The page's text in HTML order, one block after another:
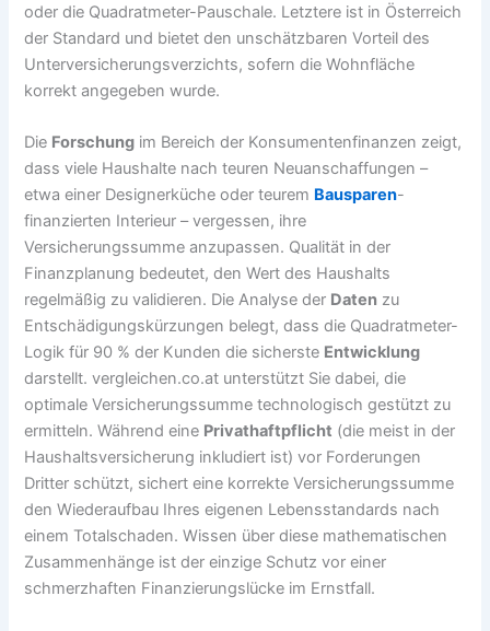
oder die Quadratmeter-Pauschale. Letztere ist in Österreich
der Standard und bietet den unschätzbaren Vorteil des
Unterversicherungsverzichts, sofern die Wohnfläche
korrekt angegeben wurde.
Die Forschung im Bereich der Konsumentenfinanzen zeigt,
dass viele Haushalte nach teuren Neuanschaffungen –
etwa einer Designerküche oder teurem Bausparen-
finanzierten Interieur – vergessen, ihre
Versicherungssumme anzupassen. Qualität in der
Finanzplanung bedeutet, den Wert des Haushalts
regelmäßig zu validieren. Die Analyse der Daten zu
Entschädigungskürzungen belegt, dass die Quadratmeter-
Logik für 90 % der Kunden die sicherste Entwicklung
darstellt. vergleichen.co.at unterstützt Sie dabei, die
optimale Versicherungssumme technologisch gestützt zu
ermitteln. Während eine Privathaftpflicht (die meist in der
Haushaltsversicherung inkludiert ist) vor Forderungen
Dritter schützt, sichert eine korrekte Versicherungssumme
den Wiederaufbau Ihres eigenen Lebensstandards nach
einem Totalschaden. Wissen über diese mathematischen
Zusammenhänge ist der einzige Schutz vor einer
schmerzhaften Finanzierungslücke im Ernstfall.